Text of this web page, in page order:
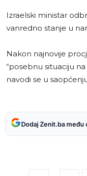
Izraelski ministar
vanredno stanje u
Nakon najnovije
“posebnu situaciju
navodi se u
Dodaj Zenit.ba među